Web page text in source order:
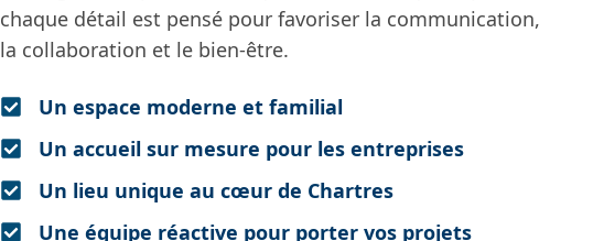
chaque détail est pensé pour favoriser la communication,
la collaboration et le bien-être.
Un espace moderne et familial
Un accueil sur mesure pour les entreprises
Un lieu unique au cœur de Chartres
Une équipe réactive pour porter vos projets